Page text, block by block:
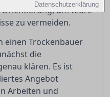
Datenschutzerklärung
um teure
zu vermeiden.
einen Trockenbauer
die
klären. Es ist
Angebot
Arbeiten und